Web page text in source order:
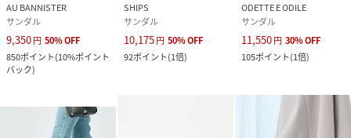
AU BANNISTER
サンダル
9,350円 50%OFF
850ポイント(10%ポイント
バック)
SHIPS
サンダル
10,175円 50%OFF
92ポイント(1倍)
ODETTE E ODILE
サンダル
11,550円 30%OFF
105ポイント(1倍)